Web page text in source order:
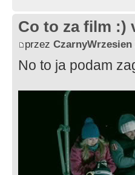
Co to za film :)
przez CzarnyWrzesien
No to ja podam